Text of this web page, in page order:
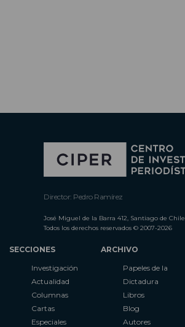
Director: Pedro Ramírez
José Miguel de la Barra 412, Santiago de Chile
Todos los derechos reservados © 2007-2026
SECCIONES
Investigación
Actualidad
Columnas
Cartas
Especiales
ARCHIVO
Papeles de la
Dictadura
Libros
Blog
Autores